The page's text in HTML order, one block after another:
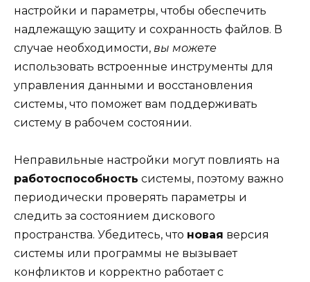
настройки и параметры, чтобы обеспечить
надлежащую защиту и сохранность файлов. В
случае необходимости, вы можете
использовать встроенные инструменты для
управления данными и восстановления
системы, что поможет вам поддерживать
систему в рабочем состоянии.
Неправильные настройки могут повлиять на
работоспособность системы, поэтому важно
периодически проверять параметры и
следить за состоянием дискового
пространства. Убедитесь, что новая версия
системы или программы не вызывает
конфликтов и корректно работает с